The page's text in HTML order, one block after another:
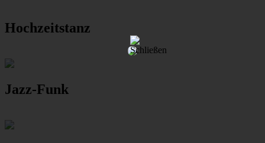
Hochzeitstanz
Jazz-Funk